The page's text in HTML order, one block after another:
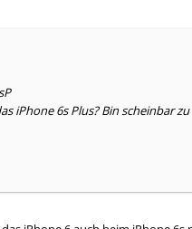
iPhone 6s Plus? Bin scheinbar